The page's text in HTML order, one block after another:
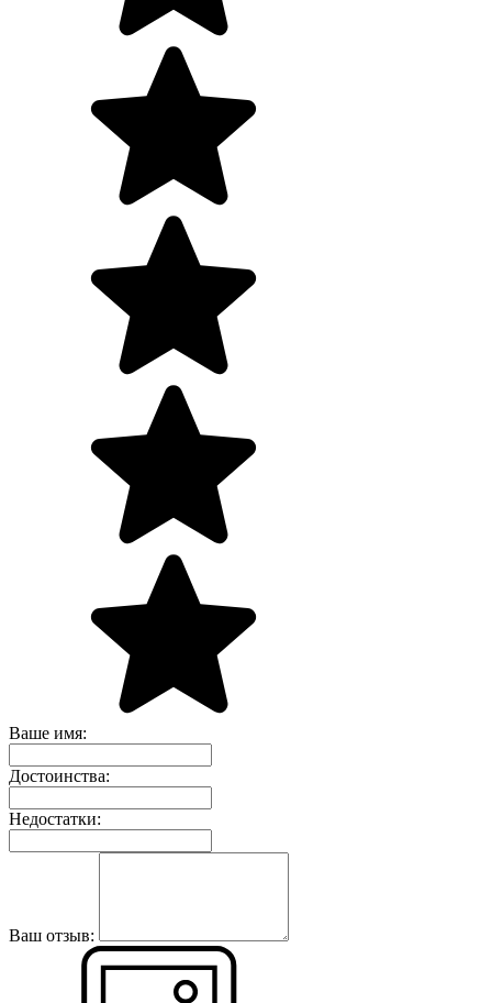
Ваше имя:
Достоинства:
Недостатки:
Ваш отзыв: